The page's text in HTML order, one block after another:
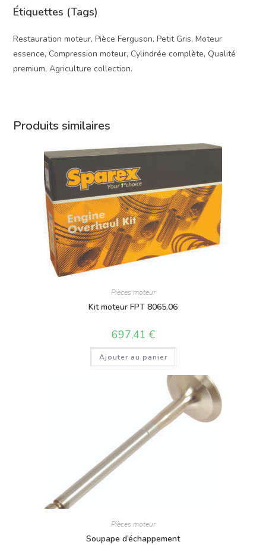
Étiquettes (Tags)
Restauration moteur, Pièce Ferguson, Petit Gris, Moteur
essence, Compression moteur, Cylindrée complète, Qualité
premium, Agriculture collection.
Produits similaires
Pièces moteur
Kit moteur FPT 8065.06
697,41 €
Ajouter au panier
Pièces moteur
Soupape d’échappement